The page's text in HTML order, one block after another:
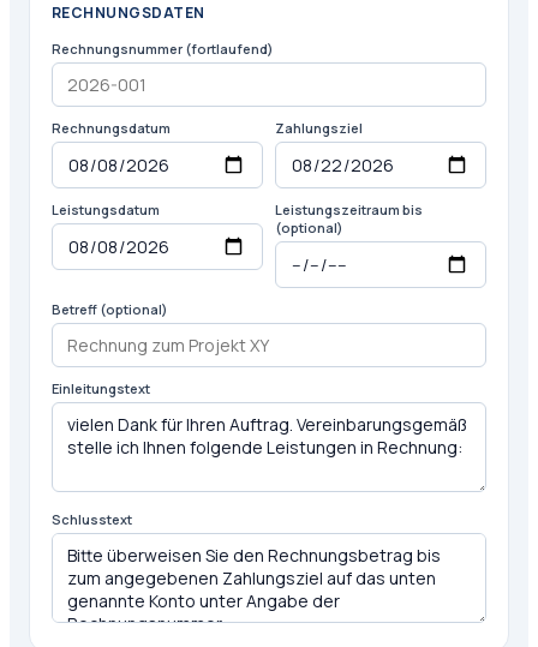
RECHNUNGSDATEN
Rechnungsnummer (fortlaufend)
Rechnungsdatum Zahlungsziel
Leistungsdatum
Leistungszeitraum bis
(optional)
Betreff (optional)
Einleitungstext
Schlusstext